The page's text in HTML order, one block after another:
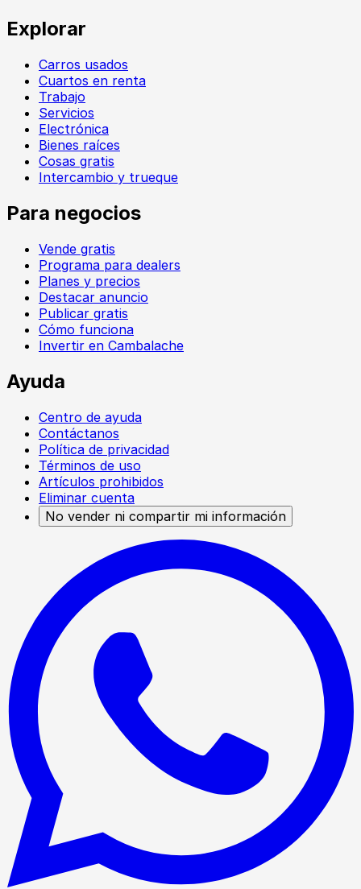
Explorar
Carros usados
Cuartos en renta
Trabajo
Servicios
Electrónica
Bienes raíces
Cosas gratis
Intercambio y trueque
Para negocios
Vende gratis
Programa para dealers
Planes y precios
Destacar anuncio
Publicar gratis
Cómo funciona
Invertir en Cambalache
Ayuda
Centro de ayuda
Contáctanos
Política de privacidad
Términos de uso
Artículos prohibidos
Eliminar cuenta
No vender ni compartir mi información